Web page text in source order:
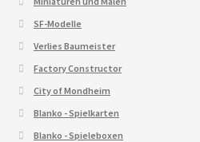
SF-Modelle
Verlies Baumeister
Factory Constructor
City of Mondheim
Blanko - Spielkarten
Blanko - Spieleboxen